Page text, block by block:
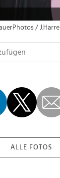
/ J.Harrell
ALLE FOTOS